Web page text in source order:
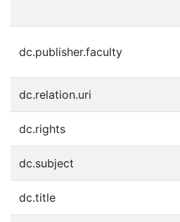
dc.publisher.faculty
dc.relation.uri
dc.rights
dc.subject
dc.title